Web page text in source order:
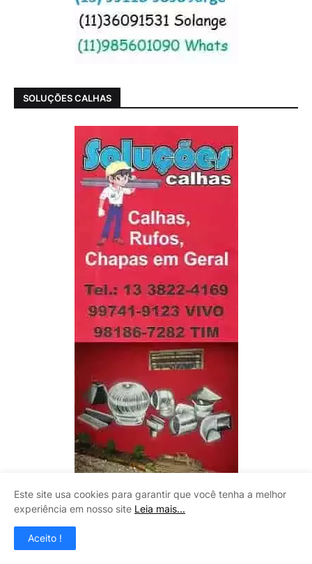
SOLUÇÕES CALHAS
LITOMAQ
Este site usa cookies para garantir que você tenha a melhor
experiência em nosso site Leia mais...
Aceito !